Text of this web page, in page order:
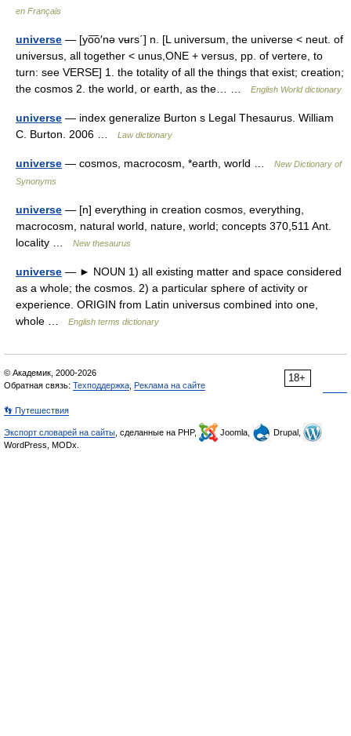
en Français
universe — [yo͞o′nə vʉrs΄] n. [L universum, the universe < neut. of
universus, all together < unus,ONE + versus, pp. of vertere, to
turn: see VERSE] 1. the totality of all the things that exist; creation;
the cosmos 2. the world, or earth, as the… …
English World dictionary
universe — index generalize Burton s Legal Thesaurus. William
C. Burton. 2006 …
Law dictionary
universe — cosmos, macrocosm, *earth, world …
New Dictionary of
Synonyms
universe — [n] everything in creation cosmos, everything,
macrocosm, natural world, nature, world; concepts 370,511 Ant.
locality …
New thesaurus
universe — ► NOUN 1) all existing matter and space considered
as a whole; the cosmos. 2) a particular sphere of activity or
experience. ORIGIN from Latin universus combined into one,
whole …
English terms dictionary
18+
© Академик, 2000-2026
Обратная связь: Техподдержка Реклама на сайте
👣 Путешествия
Экспорт словарей на сайты , сделанные на PHP, Joomla,
Drupal,
WordPress, MODx.